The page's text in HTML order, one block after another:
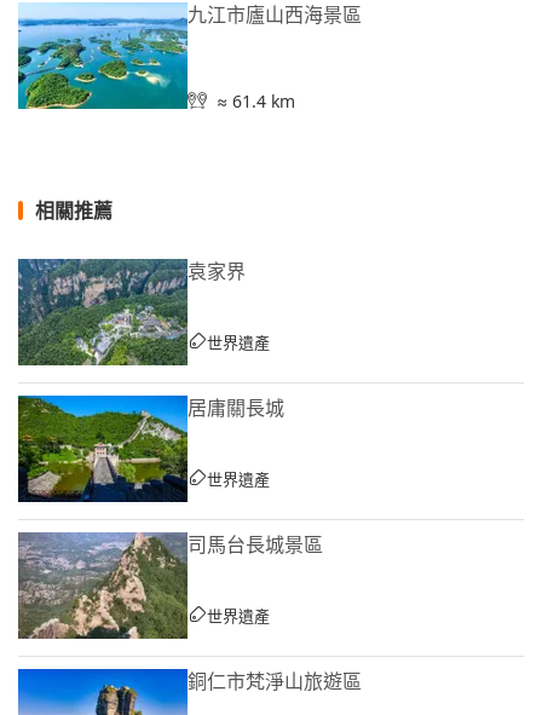
九江市廬山西海景區
≈ 61.4 km
相關推薦
袁家界
世界遺產
居庸關長城
世界遺產
司馬台長城景區
世界遺產
銅仁市梵淨山旅遊區